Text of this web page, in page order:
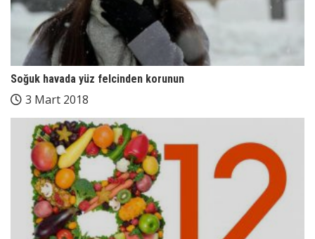
Soğuk havada yüz felcinden korunun
3 Mart 2018